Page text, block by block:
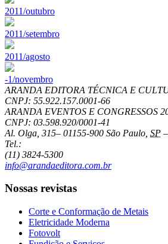
2011/outubro
2011/setembro
2011/agosto
-1/novembro
ARANDA EDITORA TÉCNICA E
CNPJ: 55.922.157.0001-66
ARANDA EVENTOS E CONGRESSOS
CNPJ: 03.598.920/0001-41
Al. Olga, 315– 01155-900 São Paulo SP –
Tel.:
(11) 3824-5300
info@arandaeditora.com.br
Nossas revistas
Corte e Conformação de Metais
Eletricidade Moderna
Fotovolt